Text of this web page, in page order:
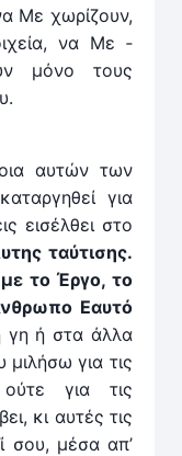
Με χωρίζουν,
να Με
μόνο τους
αυτών των
για
εισέλθει στο
ταύτισης.
το Έρ­γο, το
­Εαυτό
γη ή στα άλ­λα
για τις
για τις
κι αυτές τις
σου, μέσα απ’